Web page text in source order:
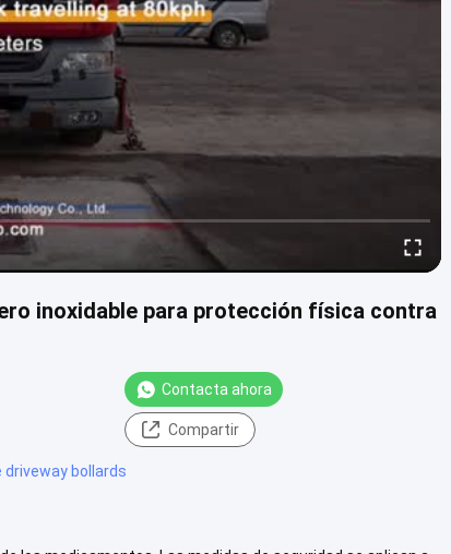
inoxidable para protección física contra
Contacta ahora
Compartir
bollards